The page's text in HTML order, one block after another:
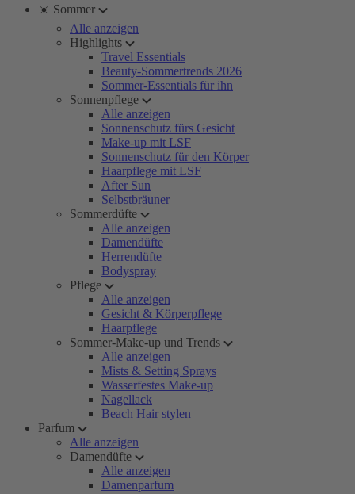
☀️ Sommer
Alle anzeigen
Highlights
Travel Essentials
Beauty-Sommertrends 2026
Sommer-Essentials für ihn
Sonnenpflege
Alle anzeigen
Sonnenschutz fürs Gesicht
Make-up mit LSF
Sonnenschutz für den Körper
Haarpflege mit LSF
After Sun
Selbstbräuner
Sommerdüfte
Alle anzeigen
Damendüfte
Herrendüfte
Bodyspray
Pflege
Alle anzeigen
Gesicht & Körperpflege
Haarpflege
Sommer-Make-up und Trends
Alle anzeigen
Mists & Setting Sprays
Wasserfestes Make-up
Nagellack
Beach Hair stylen
Parfum
Alle anzeigen
Damendüfte
Alle anzeigen
Damenparfum